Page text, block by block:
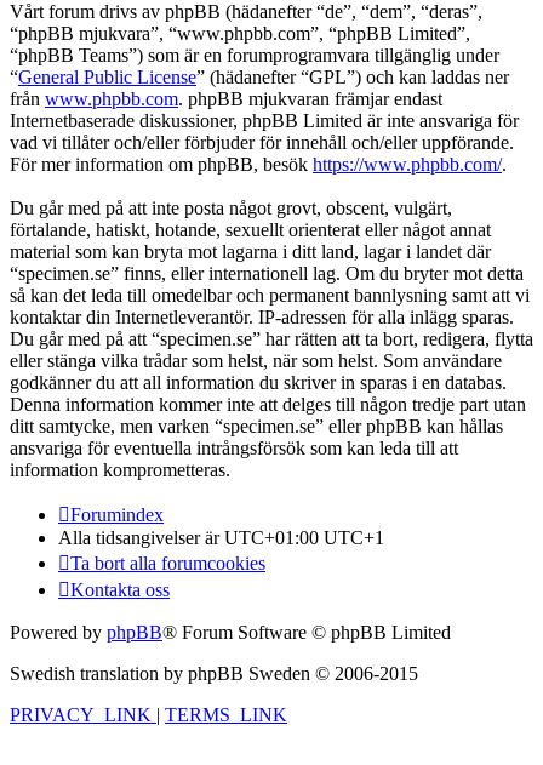
Vårt forum drivs av phpBB (hädanefter “de”, “dem”, “deras”,
“phpBB mjukvara”, “www.phpbb.com”, “phpBB Limited”,
“phpBB Teams”) som är en forumprogramvara tillgänglig under
“General Public License” (hädanefter “GPL”) och kan laddas ner
från www.phpbb.com. phpBB mjukvaran främjar endast
Internetbaserade diskussioner, phpBB Limited är inte ansvariga för
vad vi tillåter och/eller förbjuder för innehåll och/eller uppförande.
För mer information om phpBB, besök https://www.phpbb.com/.
Du går med på att inte posta något grovt, obscent, vulgärt,
förtalande, hatiskt, hotande, sexuellt orienterat eller något annat
material som kan bryta mot lagarna i ditt land, lagar i landet där
“specimen.se” finns, eller internationell lag. Om du bryter mot detta
så kan det leda till omedelbar och permanent bannlysning samt att vi
kontaktar din Internetleverantör. IP-adressen för alla inlägg sparas.
Du går med på att “specimen.se” har rätten att ta bort, redigera, flytta
eller stänga vilka trådar som helst, när som helst. Som användare
godkänner du att all information du skriver in sparas i en databas.
Denna information kommer inte att delges till någon tredje part utan
ditt samtycke, men varken “specimen.se” eller phpBB kan hållas
ansvariga för eventuella intrångsförsök som kan leda till att
information komprometteras.
Forumindex
Alla tidsangivelser är UTC+01:00 UTC+1
Ta bort alla forumcookies
Kontakta oss
Powered by phpBB® Forum Software © phpBB Limited
Swedish translation by phpBB Sweden © 2006-2015
PRIVACY_LINK | TERMS_LINK